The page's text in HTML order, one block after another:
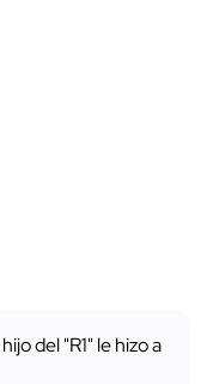
del "R1" le hizo a